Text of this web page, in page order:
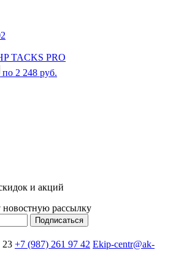
TACKS PRO
по 2 248 руб.
и акций
рассылку
Подписаться
23 +7 (987) 261 97 42 Ekip-centr@ak-